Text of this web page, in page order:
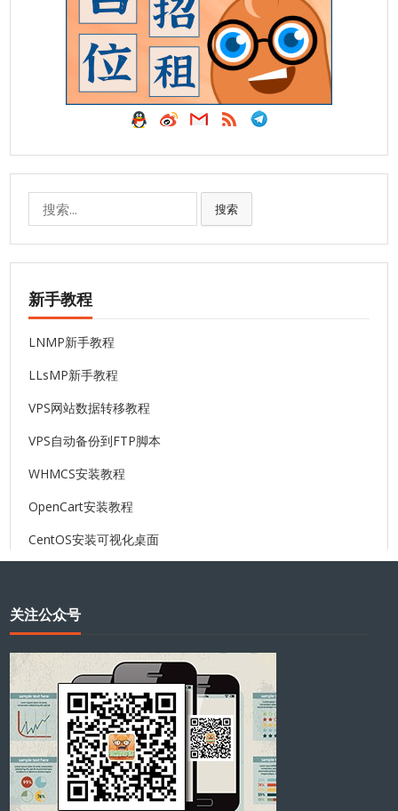
搜索
新手教程
LNMP新手教程
LLsMP新手教程
VPS网站数据转移教程
VPS自动备份到FTP脚本
WHMCS安装教程
OpenCart安装教程
CentOS安装可视化桌面
关注公众号